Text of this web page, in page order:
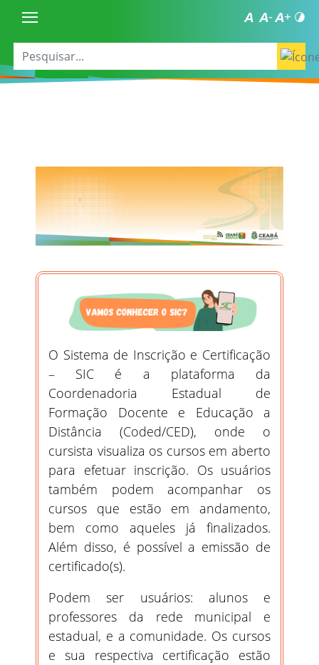
O Sistema de Inscrição e Certificação
– SIC é a plataforma da
Coordenadoria Estadual de
Formação Docente e Educação a
Distância (Coded/CED), onde o
cursista visualiza os cursos em aberto
para efetuar inscrição. Os usuários
também podem acompanhar os
cursos que estão em andamento,
bem como aqueles já finalizados.
Além disso, é possível a emissão de
certificado(s).
Podem ser usuários: alunos e
professores da rede municipal e
estadual, e a comunidade. Os cursos
e sua respectiva certificação estão